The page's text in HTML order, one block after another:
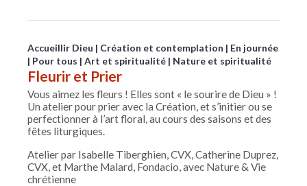
Accueillir Dieu Création et contemplation
En journée
Pour tous
Art et spiritualité Nature et spiritualité
Fleurir et Prier
Vous aimez les fleurs ! Elles sont « le sourire de Dieu » !
Un atelier pour prier avec la Création, et s’initier ou se
perfectionner à l’art floral, au cours des saisons et des
fêtes liturgiques.
Atelier par Isabelle Tiberghien, CVX, Catherine Duprez,
CVX, et Marthe Malard, Fondacio, avec Nature & Vie
chrétienne